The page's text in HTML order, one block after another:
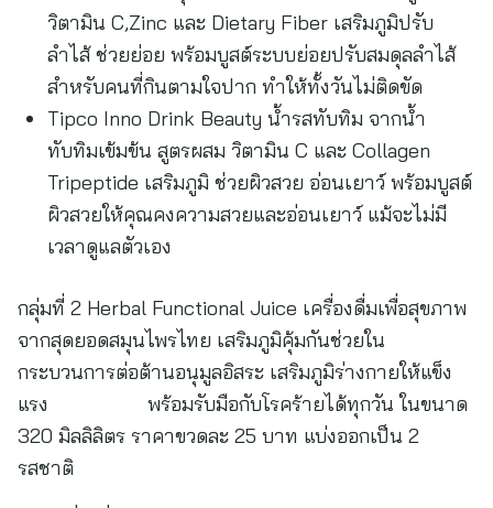
วิตามิน C,Zinc และ Dietary Fiber เสริมภูมิปรับ
ลำไส้ ช่วยย่อย พร้อมบูสต์ระบบย่อยปรับสมดุลลำไส้
สำหรับคนที่กินตามใจปาก ทำให้ทั้งวันไม่ติดขัด
Tipco Inno Drink Beauty น้ำรสทับทิม จากน้ำ
ทับทิมเข้มข้น สูตรผสม วิตามิน C และ Collagen
Tripeptide เสริมภูมิ ช่วยผิวสวย อ่อนเยาว์ พร้อมบูสต์
ผิวสวยให้คุณคงความสวยและอ่อนเยาว์ แม้จะไม่มี
เวลาดูแลตัวเอง
กลุ่มที่ 2 Herbal Functional Juice เครื่องดื่มเพื่อสุขภาพ
จากสุดยอดสมุนไพรไทย เสริมภูมิคุ้มกันช่วยใน
กระบวนการต่อต้านอนุมูลอิสระ เสริมภูมิร่างกายให้แข็ง
แรง พร้อมรับมือกับโรคร้ายได้ทุกวัน ในขนาด
320 มิลลิลิตร ราคาขวดละ 25 บาท แบ่งออกเป็น 2
รสชาติ